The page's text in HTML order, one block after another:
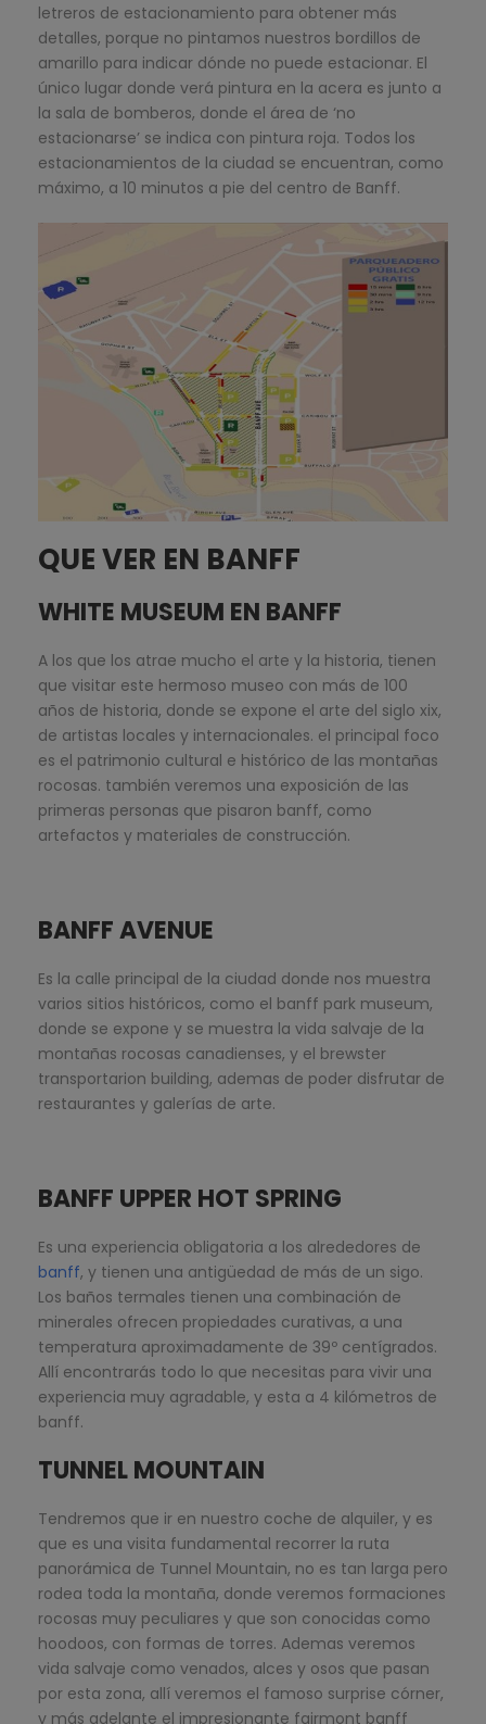
letreros de estacionamiento para obtener más
detalles, porque no pintamos nuestros bordillos de
amarillo para indicar dónde no puede estacionar. El
único lugar donde verá pintura en la acera es junto a
la sala de bomberos, donde el área de ‘no
estacionarse’ se indica con pintura roja. Todos los
estacionamientos de la ciudad se encuentran, como
máximo, a 10 minutos a pie del centro de Banff.
QUE VER EN BANFF
WHITE MUSEUM EN BANFF
A los que los atrae mucho el arte y la historia, tienen
que visitar este hermoso museo con más de 100
años de historia, donde se expone el arte del siglo xix,
de artistas locales y internacionales. el principal foco
es el patrimonio cultural e histórico de las montañas
rocosas. también veremos una exposición de las
primeras personas que pisaron banff, como
artefactos y materiales de construcción.
BANFF AVENUE
Es la calle principal de la ciudad donde nos muestra
varios sitios históricos, como el banff park museum,
donde se expone y se muestra la vida salvaje de la
montañas rocosas canadienses, y el brewster
transportarion building, ademas de poder disfrutar de
restaurantes y galerías de arte.
BANFF UPPER HOT SPRING
Es una experiencia obligatoria a los alrededores de
banff, y tienen una antigüedad de más de un sigo.
Los baños termales tienen una combinación de
minerales ofrecen propiedades curativas, a una
temperatura aproximadamente de 39º centígrados.
Allí encontrarás todo lo que necesitas para vivir una
experiencia muy agradable, y esta a 4 kilómetros de
banff.
TUNNEL MOUNTAIN
Tendremos que ir en nuestro coche de alquiler, y es
que es una visita fundamental recorrer la ruta
panorámica de Tunnel Mountain, no es tan larga pero
rodea toda la montaña, donde veremos formaciones
rocosas muy peculiares y que son conocidas como
hoodoos, con formas de torres. Ademas veremos
vida salvaje como venados, alces y osos que pasan
por esta zona, allí veremos el famoso surprise córner,
y más adelante el impresionante fairmont banff